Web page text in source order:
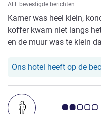
ALL bevestigde berichten
Kamer was heel klein,
koffer kwam niet langs
en de muur was te klein
cereals, jam was meer
Ons hotel heeft op de
Avis-